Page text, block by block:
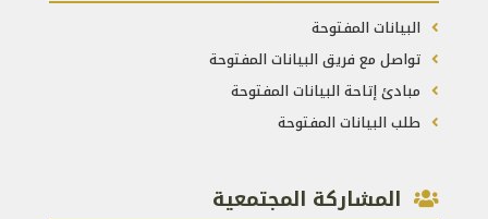
البيانات المفتوحة
تواصل مع فريق البيانات المفتوحة
مبادئ إتاحة البيانات المفتوحة
طلب البيانات المفتوحة
المشاركة المجتمعية